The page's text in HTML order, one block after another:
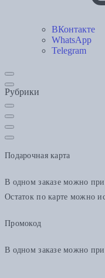
ВКонтакте
WhatsApp
Telegram
Рубрики
Подарочная карта
В одном заказе можно
Остаток по карте можно
Промокод
В одном заказе можно